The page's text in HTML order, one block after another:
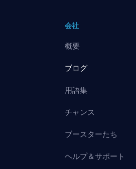
会社
概要
ブログ
用語集
チャンス
ブースターたち
ヘルプ＆サポート